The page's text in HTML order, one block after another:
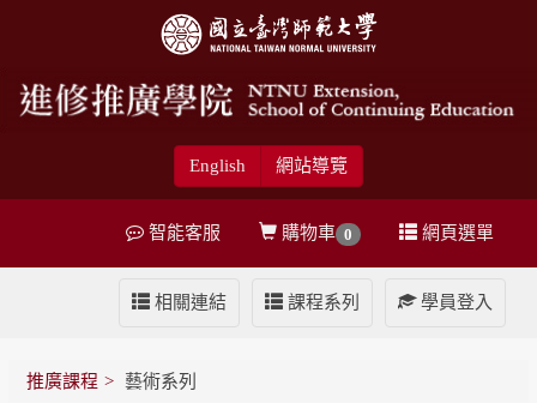
English 網站導覽
網頁選單
購物車 0
智能客服
學員登入
課程系列
相關連結
推廣課程 藝術系列